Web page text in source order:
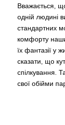
Вважається,
одній людині
стандартних
комфорту
їх фантазії у
сказати, що
спілкування.
свої обійми